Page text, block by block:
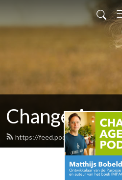
Change
https://feed.podbean.com/